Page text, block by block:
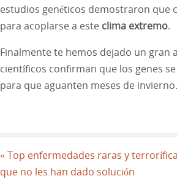
estudios genéticos demostraron que
para acoplarse a este clima extremo.
Finalmente te hemos dejado un gran
científicos confirman que los genes
para que aguanten meses de invierno.
« Top enfermedades raras y
que no les han dado solución